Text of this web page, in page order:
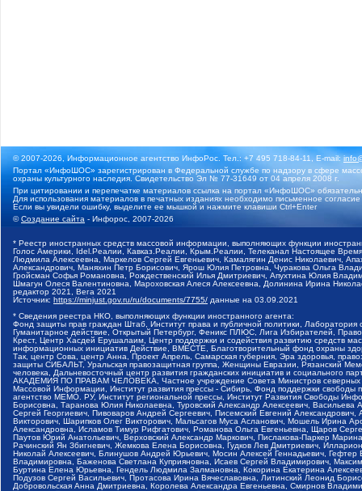
© 2007-2026, Информационное агентство ИнфоРос. Тел.: +7 495 718-84-11, E-mail:
Портал «ИнфоШОС» зарегистрирован в Федеральной службе по надзору в сфере
охраны культурного наследия. Свидетельство Эл № 77-31649 от 04 апреля 2008 г.
При цитировании и перепечатке материалов ссылка на портал «ИнфоШОС»
Для использования материалов в печатных изданиях необходимо письменное
Если вы увидели ошибку, выделите ее мышкой и нажмите клавиши Ctrl+Enter
©Создание сайта - Инфорос, 2007-2026
* Реестр иностранных средств массовой информации, выполняющих функции
Голос Америки, Idel.Реалии, Кавказ.Реалии, Крым.Реалии, Телеканал Настоящее
Людмила Алексеевна, Маркелов Сергей Евгеньевич, Камалягин Денис Николаевич,
Александрович, Маняхин Петр Борисович, Ярош Юлия Петровна, Чуракова Ольга
Гройсман Софья Романовна, Рождественский Илья Дмитриевич, Апухтина Юлия
Шмагун Олеся Валентиновна, Мароховская Алеся Алексеевна, Долинина Ирина
редактор 2021, Вега 2021
Источник: https://minjust.gov.ru/ru/documents/7755/ данные на 03.09.2021
* Сведения реестра НКО, выполняющих функции иностранного агента:
Фонд защиты прав граждан Штаб, Институт права и публичной политики,
Гуманитарное действие, Открытый Петербург, Феникс ПЛЮС, Лига Избирателей,
Крест, Центр Хасдей Ерушалаим, Центр поддержки и содействия развитию средств
информационных инициатив Действие, ВМЕСТЕ, Благотворительный фонд охраны
Так, центр Сова, центр Анна, Проект Апрель, Самарская губерния, Эра здоровья,
защиты СИБАЛЬТ, Уральская правозащитная группа, Женщины Евразии, Рязанский
человека, Дальневосточный центр развития гражданских инициатив и социального
АКАДЕМИЯ ПО ПРАВАМ ЧЕЛОВЕКА, Частное учреждение Совета Министров северных
Массовой Информации, Институт развития прессы - Сибирь, Фонд поддержки
агентство МЕМО. РУ, Институт региональной прессы, Институт Развития Свободы
Борисовна, Таранова Юлия Николаевна, Туровский Александр Алексеевич,
Сергей Георгиевич, Пивоваров Андрей Сергеевич, Писемский Евгений
Викторович, Шарипков Олег Викторович, Мальсагов Муса Асланович, Мошель Ирина
Александровна, Исламов Тимур Рифгатович, Романова Ольга Евгеньевна, Щаров
Паутов Юрий Анатольевич, Верховский Александр Маркович, Пислакова-Паркер
Рачинский Ян Збигневич, Жемкова Елена Борисовна, Гудков Лев Дмитриевич,
Николай Алексеевич, Блинушов Андрей Юрьевич, Мосин Алексей Геннадьевич,
Владимировна, Баженова Светлана Куприяновна, Исаев Сергей Владимирович,
Буртина Елена Юрьевна, Гендель Людмила Залмановна, Кокорина Екатерина
Подузов Сергей Васильевич, Протасова Ирина Вячеславовна, Литинский Леонид
Добровольская Анна Дмитриевна, Королева Александра Евгеньевна, Смирнов